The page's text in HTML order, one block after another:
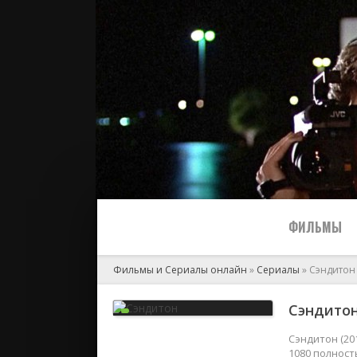
ФИЛЬМЫ
2024
Фильмы и Сериалы онлайн » Сериалы » Сэндитон
Сэндитон
1080